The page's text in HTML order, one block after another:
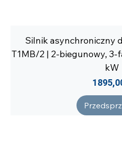
Silnik asynchroniczny
T1MB/2 | 2-biegunowy, 3-
kW
Cena